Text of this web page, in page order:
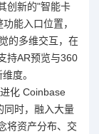
创新的"智能卡
能入口位置，
的多维交互，在
持AR预览与360
度。
化 Coinbase
同时，融入大量
将资产分布、交